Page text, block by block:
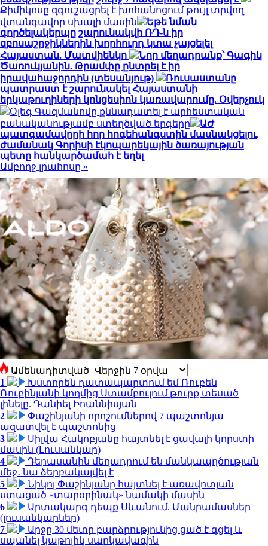
Քիմիկոսը զգուշացրել է խոհանոցում թույլ տրվող
վտանգավոր սխալի մասին
Եթե նման
գործելակերպը շարունակվի ՌԴ-ն իր
զբոսաշրջիկներին խորհուրդ կտա չայցելել
Հայաստան. Մատվիենկո
Նոր մեղադրանք՝ Գագիկ
Ծառուկյանին. Թրամփը ընտրել է իր
իրավահաջորդին (տեսանյութ)
Ռուսաստանը
պատրաստ է շարունակել Հայաստանի
երկաթուղիների կոնցեսիոն կառավարումը. Օվերչուկ
Օլեգ Գազմանովը քննադատել է արհեստական
բանականությամբ ստեղծված երգերը
ԱԺ
պատգամավորի հոր հոգեհանգստին մասնակցելու
ժամանակ Գորիսի էկոպարեկային ծառայության
պետը հանկարծամահ է եղել
Ամբողջ լրահոսը »
Ամենադիտված
1
Խստորեն դատապարտում եմ Ռուբեն
Ռուբինյանի կողմից Ստամբուլում թուրք տեսած
լինելը. Դանիել Իոաննիսյան
2
Փաշինյանի որոշումներով 7 պաշտոնյա
ազատվել է պաշտոնից
3
Սիլվա Հակոբյանը հայտնել է ցավալի կորստի
մասին (Լուսանկար)
4
Դերասանին մեղադրում են մանկապղծության
մեջ․ նա ձերբակալվել է
5
Նիկոլ Փաշինյանը հայտնել է առավոտյան
ստացած «տարօրինակ» նամակի մասին
6
Արտակարգ դեպք Սևանում. Մանրամասներ
(լուսանկարներ)
7
Արջը 30 մետր բարձրությունից ցած է գցել և
սպանել կաթոլիկ սարկավագին